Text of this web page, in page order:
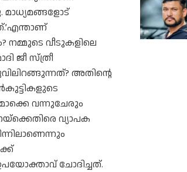
മാധ്യമങ്ങളോട്
നമ്മുടെ വീടുകളിലെ
ജീ സ്ത്രീ
അതിന്റെ
വന്നുചേരും
വ്യാപക
ചോദിച്ചത്.